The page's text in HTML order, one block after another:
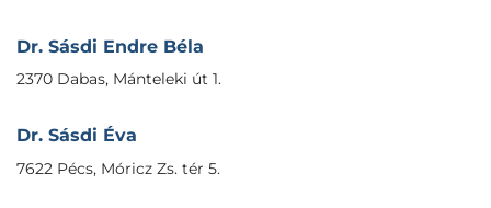
Dr. Sásdi Endre Béla
2370 Dabas, Mánteleki út 1.
Dr. Sásdi Éva
7622 Pécs, Móricz Zs. tér 5.